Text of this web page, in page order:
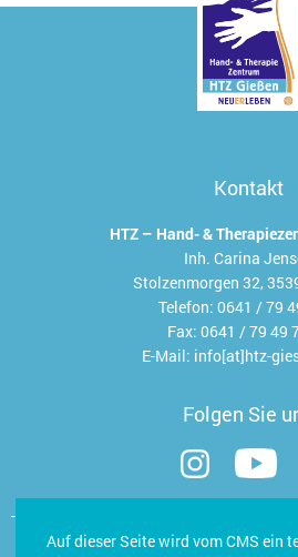
Auf dieser Seite wird vom CMS ein
Kontakt
HTZ – Hand- &
Inh. Carina
Stolzenmorgen 32,
Telefon: 0641 / 79
Fax: 0641 / 79 49
E-Mail: info[at]htz-
Folgen Sie
Kontakt